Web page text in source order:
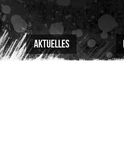
Aktuelles